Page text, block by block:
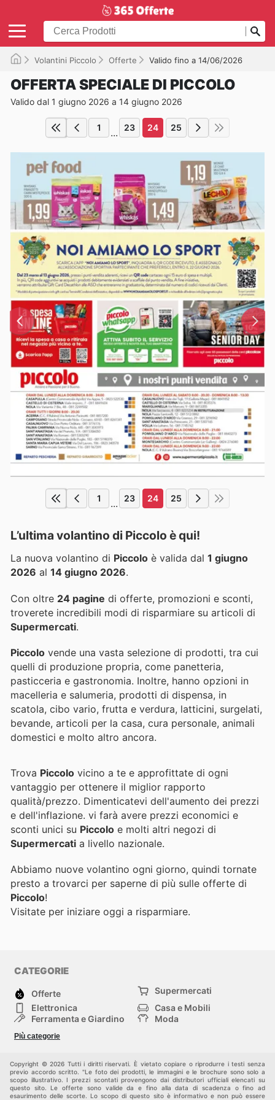
Volantini Piccolo Offerte Valido fino a 14/06/2026
OFFERTA SPECIALE DI PICCOLO
Valido dal 1 giugno 2026 a 14 giugno 2026
1 ... 23 24 25
1 ... 23 24 25
L’ultima volantino di Piccolo è qui!
La nuova volantino di Piccolo è valida dal 1 giugno
2026 al 14 giugno 2026.
Con oltre 24 pagine di offerte, promozioni e sconti,
troverete incredibili modi di risparmiare su articoli di
Supermercati.
Piccolo vende una vasta selezione di prodotti, tra cui
quelli di produzione propria, come panetteria,
pasticceria e gastronomia. Inoltre, hanno opzioni in
macelleria e salumeria, prodotti di dispensa, in
scatola, cibo vario, frutta e verdura, latticini, surgelati,
bevande, articoli per la casa, cura personale, animali
domestici e molto altro ancora.
Trova Piccolo vicino a te e approfittate di ogni
vantaggio per ottenere il miglior rapporto
qualità/prezzo. Dimenticatevi dell'aumento dei prezzi
e dell'inflazione. vi farà avere prezzi economici e
sconti unici su Piccolo e molti altri negozi di
Supermercati a livello nazionale.
Abbiamo nuove volantino ogni giorno, quindi tornate
presto a trovarci per saperne di più sulle offerte di
Piccolo!
Visitate per iniziare oggi a risparmiare.
CATEGORIE
Offerte
Supermercati
Elettronica
Casa e Mobili
Ferramenta e Giardino
Moda
Bambini e Neonati
Più categorie
Copyright © 2026 Tutti i diritti riservati. È vietato copiare o riprodurre i testi senza
previo accordo scritto. "Le foto dei prodotti, le immagini e le brochure sono solo a
scopo illustrativo. I prezzi scontati provengono dai distributori ufficiali elencati su
questo sito. Le offerte sono valide da e fino alla data di scadenza o fino ad
esaurimento delle scorte. Lo scopo di questo sito è informativo e non può essere